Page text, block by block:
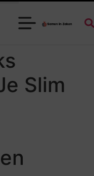
het werk van
Slim